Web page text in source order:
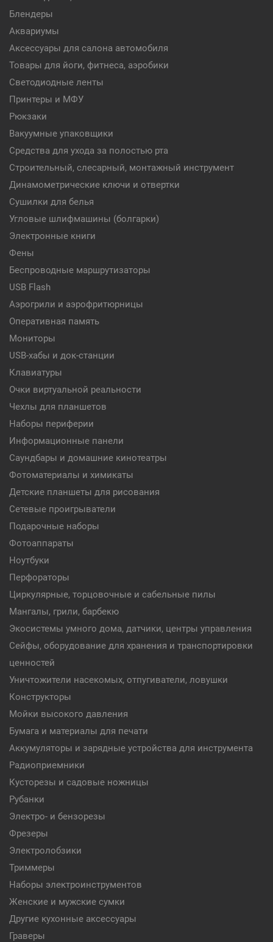
Блендеры
Аквариумы
Аксессуары для салона автомобиля
Товары для йоги, фитнеса, аэробики
Светодиодные ленты
Принтеры и МФУ
Рюкзаки
Вакуумные упаковщики
Средства для ухода за полостью рта
Строительный, слесарный, монтажный инструмент
Динамометрические ключи и отвертки
Сушилки для белья
Угловые шлифмашины (болгарки)
Электронные книги
Фены
Беспроводные маршрутизаторы
USB Flash
Аэрогрили и аэрофритюрницы
Оперативная память
Мониторы
USB-хабы и док-станции
Клавиатуры
Очки виртуальной реальности
Чехлы для планшетов
Наборы периферии
Информационные панели
Саундбары и домашние кинотеатры
Фотоматериалы и химикаты
Детские планшеты для рисования
Сетевые проигрыватели
Подарочные наборы
Фотоаппараты
Ноутбуки
Перфораторы
Циркулярные, торцовочные и сабельные пилы
Мангалы, грили, барбекю
Экосистемы умного дома, датчики, центры управления
Сейфы, оборудование для хранения и транспортировки
ценностей
Уничтожители насекомых, отпугиватели, ловушки
Конструкторы
Мойки высокого давления
Бумага и материалы для печати
Аккумуляторы и зарядные устройства для инструмента
Радиоприемники
Кусторезы и садовые ножницы
Рубанки
Электро- и бензорезы
Фрезеры
Электролобзики
Триммеры
Наборы электроинструментов
Женские и мужские сумки
Другие кухонные аксессуары
Граверы